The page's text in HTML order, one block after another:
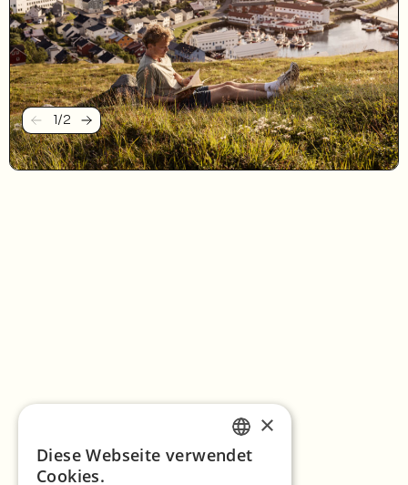
Zurück
1/2 Weiter
ENGLISH
×
Diese Webseite verwendet
Cookies.